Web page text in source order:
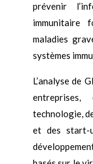
prévenir
immunitaire
maladies
systèmes
L’analyse de
technologie,
et des start-